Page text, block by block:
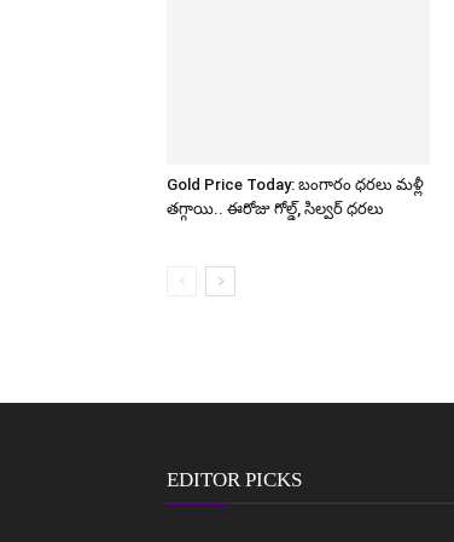
Gold Price Today: బంగారం ధరలు మళ్లీ
తగ్గాయి.. ఈరోజు గోల్డ్, సిల్వర్ ధరలు
EDITOR PICKS